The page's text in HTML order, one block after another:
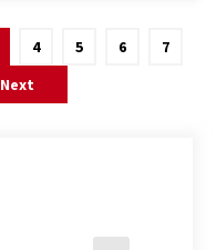
4 5 6
7
Next